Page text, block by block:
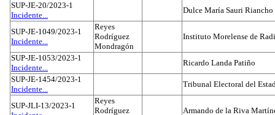
SUP-JE-20/2023-1
Incidente...
Dulce María Sauri
SUP-JE-1049/2023-1
Incidente...
Reyes
Rodríguez
Mondragón
Instituto Morelense de
SUP-JE-1053/2023-1
Incidente...
Ricardo Landa Patiño
SUP-JE-1454/2023-1
Incidente...
Tribunal Electoral del
SUP-JLI-13/2023-1
Reyes
Rodríguez
Armando de la Riva